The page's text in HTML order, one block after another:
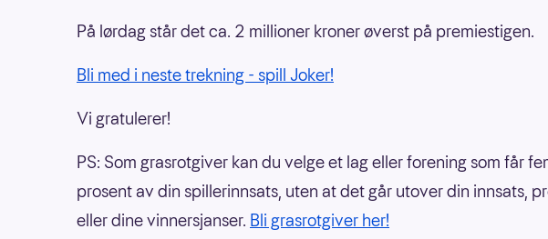
På lørdag står det ca. 2 millioner kroner øverst på premiestigen.
Bli med i neste trekning - spill Joker!
Vi gratulerer!
PS: Som grasrotgiver kan du velge et lag eller forening som får
prosent av din spillerinnsats, uten at det går utover din innsats,
eller dine vinnersjanser. Bli grasrotgiver her!